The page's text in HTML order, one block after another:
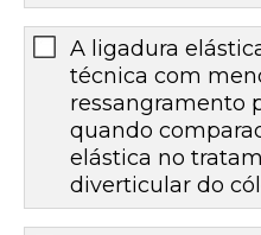
A ligadura
técnica com
ressangramento
quando
elástica no
diverticular do